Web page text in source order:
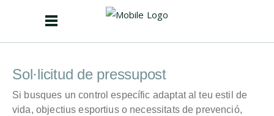
Sol·licitud de pressupost
Si busques un control específic adaptat al teu estil de
vida, objectius esportius o necessitats de prevenció,